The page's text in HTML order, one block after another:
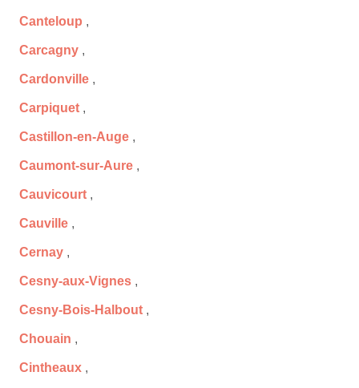
Canteloup ,
Carcagny ,
Cardonville ,
Carpiquet ,
Castillon-en-Auge ,
Caumont-sur-Aure ,
Cauvicourt ,
Cauville ,
Cernay ,
Cesny-aux-Vignes ,
Cesny-Bois-Halbout ,
Chouain ,
Cintheaux ,